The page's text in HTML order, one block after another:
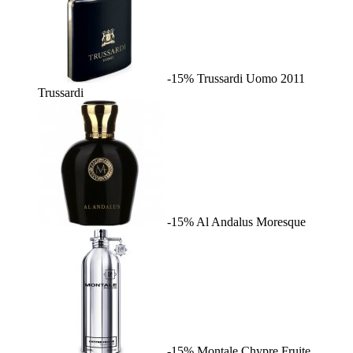
-15% Trussardi Uomo 2011
Trussardi
-15% Al Andalus Moresque